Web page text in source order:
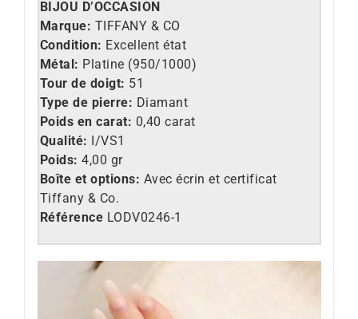
BIJOU D’OCCASION
Marque: TIFFANY & CO
Condition: Excellent état
Métal: Platine (950/1000)
Tour de doigt: 51
Type de pierre: Diamant
Poids en carat: 0,40 carat
Qualité: I/VS1
Poids: 4,00 gr
Boîte et options: Avec écrin et certificat
Tiffany & Co.
Référence LODV0246-1